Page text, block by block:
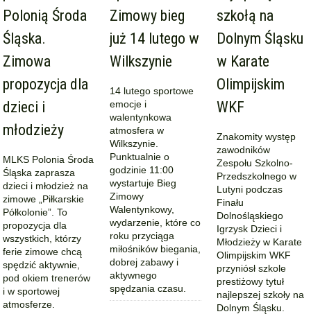
Polonią Środa
Śląska.
Zimowa
propozycja dla
dzieci i
młodzieży
MLKS Polonia Środa
Śląska zaprasza
dzieci i młodzież na
zimowe „Piłkarskie
Półkolonie”. To
propozycja dla
wszystkich, którzy
ferie zimowe chcą
spędzić aktywnie,
pod okiem trenerów
i w sportowej
atmosferze.
Zimowy bieg
już 14 lutego w
Wilkszynie
14 lutego sportowe
emocje i
walentynkowa
atmosfera w
Wilkszynie.
Punktualnie o
godzinie 11:00
wystartuje Bieg
Zimowy
Walentynkowy,
wydarzenie, które co
roku przyciąga
miłośników biegania,
dobrej zabawy i
aktywnego
spędzania czasu.
szkołą na
Dolnym Śląsku
w Karate
Olimpijskim
WKF
Znakomity występ
zawodników
Zespołu Szkolno-
Przedszkolnego w
Lutyni podczas
Finału
Dolnośląskiego
Igrzysk Dzieci i
Młodzieży w Karate
Olimpijskim WKF
przyniósł szkole
prestiżowy tytuł
najlepszej szkoły na
Dolnym Śląsku.